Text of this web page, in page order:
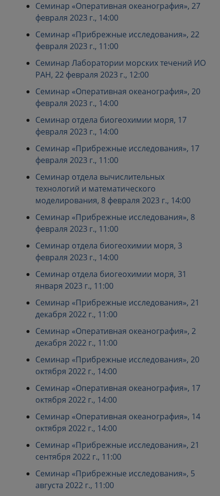
Семинар «Оперативная океанография», 27
февраля 2023 г., 14:00
Семинар «Прибрежные исследования», 22
февраля 2023 г., 11:00
Семинар Лаборатории морских течений ИО
РАН, 22 февраля 2023 г., 12:00
Семинар «Оперативная океанография», 20
февраля 2023 г., 14:00
Семинар отдела биогеохимии моря, 17
февраля 2023 г., 14:00
Семинар «Прибрежные исследования», 17
февраля 2023 г., 11:00
Семинар отдела вычислительных
технологий и математического
моделирования, 8 февраля 2023 г., 14:00
Семинар «Прибрежные исследования», 8
февраля 2023 г., 11:00
Семинар отдела биогеохимии моря, 3
февраля 2023 г., 14:00
Семинар отдела биогеохимии моря, 31
января 2023 г., 11:00
Семинар «Прибрежные исследования», 21
декабря 2022 г., 11:00
Семинар «Оперативная океанография», 2
декабря 2022 г., 11:00
Семинар «Прибрежные исследования», 20
октября 2022 г., 14:00
Семинар «Оперативная океанография», 17
октября 2022 г., 14:00
Семинар «Оперативная океанография», 14
октября 2022 г., 14:00
Семинар «Прибрежные исследования», 21
сентября 2022 г., 11:00
Семинар «Прибрежные исследования», 5
августа 2022 г., 11:00